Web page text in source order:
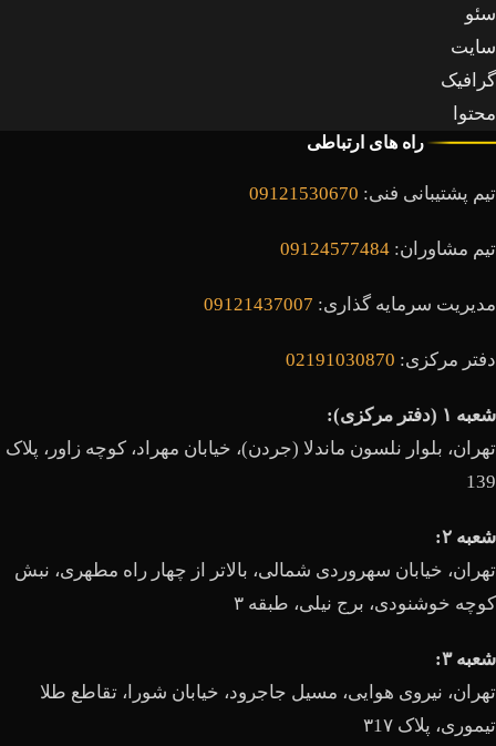
سئو
سایت
گرافیک
محتوا
راه های ارتباطی
تیم پشتیبانی فنی: 09121530670
تیم مشاوران: 09124577484
مدیریت سرمایه گذاری: 09121437007
دفتر مرکزی: 02191030870
شعبه ۱ (دفتر مرکزی):
تهران، بلوار نلسون ماندلا (جردن)، خیابان مهراد، کوچه زاور، پلاک
139
شعبه ۲:
تهران، خيابان سهروردی شمالی، بالاتر از چهار راه مطهری، نبش
کوچه خوشنودی، برج نیلی، طبقه ۳
شعبه ۳:
تهران، نیروی هوایی، مسیل جاجرود، خیابان شورا، تقاطع طلا
تیموری، پلاک ۳1۷